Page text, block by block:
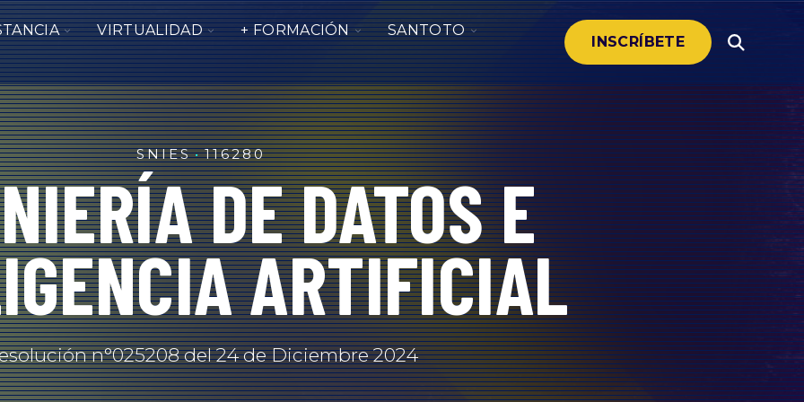
TOGGLE
CHILDREN
FOR
A
DISTANCIA
VIRTUALIDADTOGGLE
CHILDREN
FOR
VIRTUALIDAD
+ FORMACIÓNTOGGLE
CHILDREN
FOR
+
FORMACIÓN
SANTOTOTOGGLE
CHILDREN
FOR
SANTOTO
INSCRÍBETE
Open
Search
SNIES 116280
DE DATOS E
ARTIFICIAL
n°025208 del 24 de Diciembre 2024